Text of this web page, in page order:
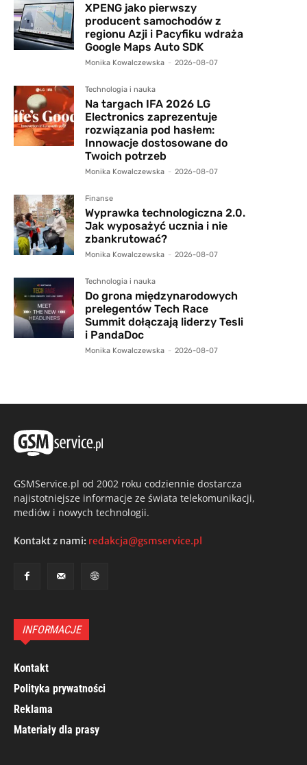
XPENG jako pierwszy
producent samochodów z
regionu Azji i Pacyfiku wdraża
Google Maps Auto SDK
Monika Kowalczewska - 2026-08-07
Technologia i nauka
Na targach IFA 2026 LG
Electronics zaprezentuje
rozwiązania pod hasłem:
Innowacje dostosowane do
Twoich potrzeb
Monika Kowalczewska - 2026-08-07
Finanse
Wyprawka technologiczna 2.0.
Jak wyposażyć ucznia i nie
zbankrutować?
Monika Kowalczewska - 2026-08-07
Technologia i nauka
Do grona międzynarodowych
prelegentów Tech Race
Summit dołączają liderzy Tesli
i PandaDoc
Monika Kowalczewska - 2026-08-07
GSMService.pl od 2002 roku codziennie dostarcza
najistotniejsze informacje ze świata telekomunikacji,
mediów i nowych technologii.
Kontakt z nami: redakcja@gsmservice.pl
INFORMACJE
Kontakt
Polityka prywatności
Reklama
Materiały dla prasy